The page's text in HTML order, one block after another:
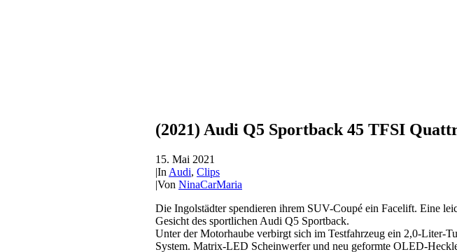
(2021) Audi Q5 Sportback 45 TFSI
15. Mai 2021
|In Audi, Clips
|Von NinaCarMaria
Die Ingolstädter spendieren ihrem SUV-Coupé ein Facelift. Eine
Gesicht des sportlichen Audi Q5 Sportback.
Unter der Motorhaube verbirgt sich im Testfahrzeug ein 2,0-Liter-
System. Matrix-LED Scheinwerfer und neu geformte OLED-